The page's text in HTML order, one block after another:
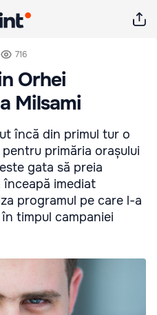
716
Orhei
Milsami
încă din primul tur o
primăria orașului
gata să preia
înceapă imediat
programul pe care l-a
timpul campaniei